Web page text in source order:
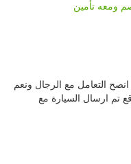
ومعه تأمين
التعامل مع الرجال ونعم
تم ارسال السيارة مع
دنيا واخره حتى في
من واسع رزقه»